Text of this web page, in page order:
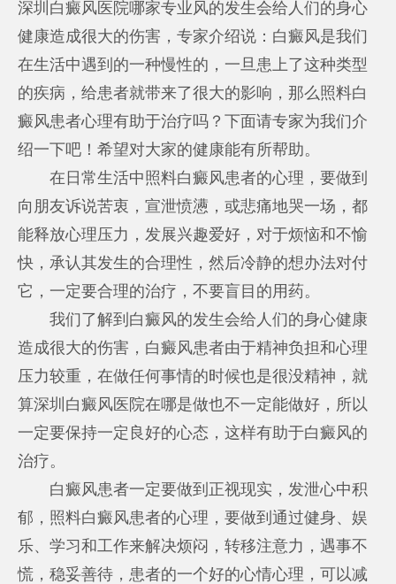
深圳白癜风医院哪家专业风的发生会给人们的身心
健康造成很大的伤害，专家介绍说：白癜风是我们
在生活中遇到的一种慢性的，一旦患上了这种类型
的疾病，给患者就带来了很大的影响，那么照料白
癜风患者心理有助于治疗吗？下面请专家为我们介
绍一下吧！希望对大家的健康能有所帮助。
在日常生活中照料白癜风患者的心理，要做到
向朋友诉说苦衷，宣泄愤懑，或悲痛地哭一场，都
能释放心理压力，发展兴趣爱好，对于烦恼和不愉
快，承认其发生的合理性，然后冷静的想办法对付
它，一定要合理的治疗，不要盲目的用药。
我们了解到白癜风的发生会给人们的身心健康
造成很大的伤害，白癜风患者由于精神负担和心理
压力较重，在做任何事情的时候也是很没精神，就
算深圳白癜风医院在哪是做也不一定能做好，所以
一定要保持一定良好的心态，这样有助于白癜风的
治疗。
白癜风患者一定要做到正视现实，发泄心中积
郁，照料白癜风患者的心理，要做到通过健身、娱
乐、学习和工作来解决烦闷，转移注意力，遇事不
慌，稳妥善待，患者的一个好的心情心理，可以减